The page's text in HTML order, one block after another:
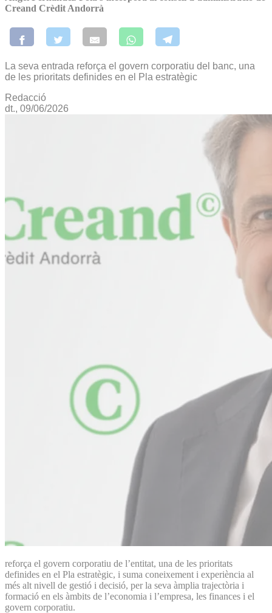
Creand Crèdit Andorrà
La seva entrada reforça el govern corporatiu del banc, una
de les prioritats definides en el Pla estratègic
Redacció
dt., 09/06/2026
reforça el govern corporatiu de l’entitat, una de les prioritats
definides en el Pla estratègic, i suma coneixement i experiència al
més alt nivell de gestió i decisió, per la seva àmplia trajectòria i
formació en els àmbits de l’economia i l’empresa, les finances i el
govern corporatiu.